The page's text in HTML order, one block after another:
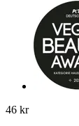
46 kr